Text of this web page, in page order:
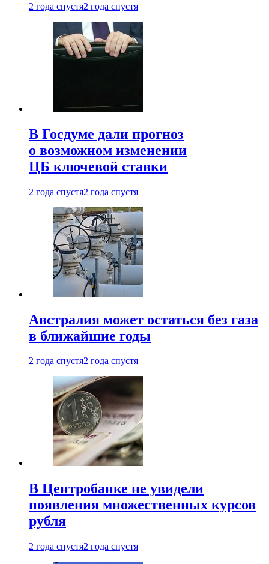
2 года спустя2 года спустя
В Госдуме дали прогноз
о возможном изменении
ЦБ ключевой ставки
2 года спустя2 года спустя
Австралия может остаться без газа
в ближайшие годы
2 года спустя2 года спустя
В Центробанке не увидели
появления множественных курсов
рубля
2 года спустя2 года спустя